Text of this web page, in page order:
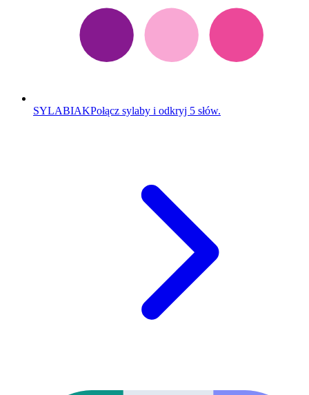
SYLABIAKPołącz sylaby i odkryj 5 słów.